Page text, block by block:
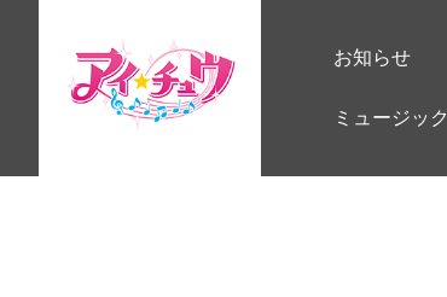
お知らせ
ミュージック